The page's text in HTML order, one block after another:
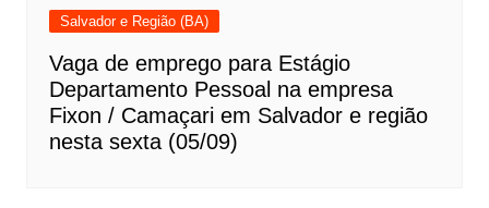
Salvador e Região (BA)
Vaga de emprego para Estágio
Departamento Pessoal na empresa
Fixon / Camaçari em Salvador e região
nesta sexta (05/09)